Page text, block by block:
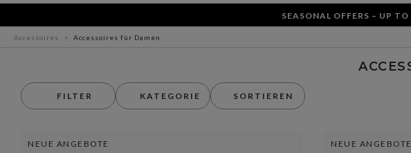
SEASONAL OFFERS – UP
Accessoires Accessoires für Damen
FILTER KATEGORIE SORTIEREN
NEUE ANGEBOTE NEUE ANGEBOTE